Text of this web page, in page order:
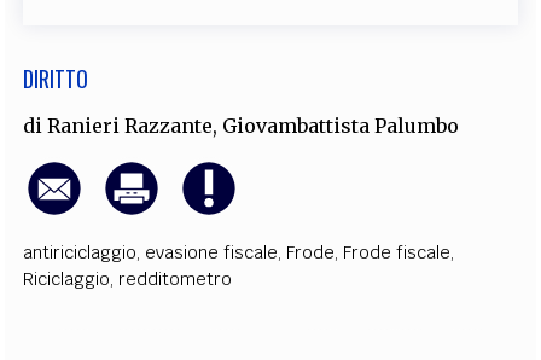
DIRITTO
diRanieri Razzante, Giovambattista Palumbo
antiriciclaggio, evasione fiscale, Frode, Frode fiscale,
Riciclaggio, redditometro